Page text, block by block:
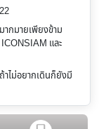
ากมายเพียงข้าม
และ
าไม่อยากเดินก็ยังมี